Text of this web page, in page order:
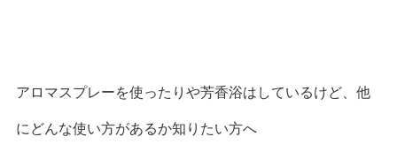
アロマスプレーを使ったりや芳香浴はしているけど、他
にどんな使い方があるか知りたい方へ